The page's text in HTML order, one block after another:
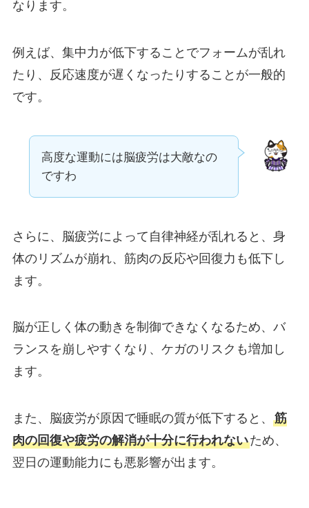
なります。
例えば、集中力が低下することでフォームが乱れ
たり、反応速度が遅くなったりすることが一般的
です。
高度な運動には脳疲労は大敵なの
ですわ
さらに、脳疲労によって自律神経が乱れると、身
体のリズムが崩れ、筋肉の反応や回復力も低下し
ます。
脳が正しく体の動きを制御できなくなるため、バ
ランスを崩しやすくなり、ケガのリスクも増加し
ます。
また、脳疲労が原因で睡眠の質が低下すると、 筋
肉の回復や疲労の解消が十分に行われないため、
翌日の運動能力にも悪影響が出ます。